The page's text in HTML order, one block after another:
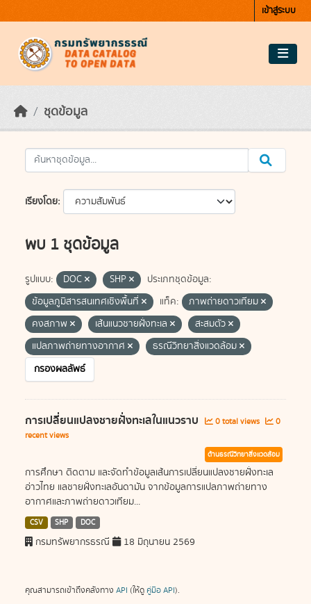
เข้าสู่ระบบ
ชุดข้อมูล
เรียงโดย
พบ 1 ชุดข้อมูล
รูปแบบ: DOC SHP
ประเภทชุดข้อมูล:
ข้อมูลภูมิสารสนเทศเชิงพื้นที่
แท็ค:
ภาพถ่ายดาวเทียม
คงสภาพ
เส้นแนวชายฝั่งทะเล
สะสมตัว
แปลภาพถ่ายทางอากาศ
ธรณีวิทยาสิ่งแวดล้อม
กรองผลลัพธ์
การเปลี่ยนแปลงชายฝั่งทะเลในแนวราบ 0 total views
0
recent views
ด้านธรณีวิทยาสิ่งแวดล้อม
การศึกษา ติดตาม และจัดทำข้อมูลเส้นการเปลี่ยนแปลงชายฝั่งทะเล
อ่าวไทย แลชายฝั่งทะเลอันดามัน จากข้อมูลการแปลภาพถ่ายทาง
อากาศและภาพถ่ายดาวเทียม...
CSV SHP DOC
กรมทรัพยากรธรณี 18 มิถุนายน 2569
คุณสามารถเข้าถึงคลังทาง API (ให้ดู คู่มือ API).